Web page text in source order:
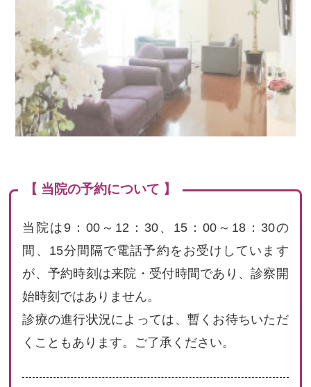
【 当院の予約について 】
当院は9：00～12：30、15：00～18：30の
間、15分間隔で電話予約をお受けしています
が、予約時刻は来院・受付時間であり、診察開
始時刻ではありません。
診療の進行状況によっては、暫くお待ちいただ
くこともあります。ご了承ください。